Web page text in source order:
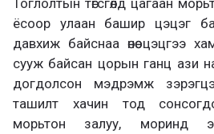
ёсоор улаан башир цэцэг
давхиж байснаа өнөө цэцгээ
сууж байсан цорын ганц ази
догдолсон мэдрэмж
ташилт хачин тод
морьтон залуу, моринд